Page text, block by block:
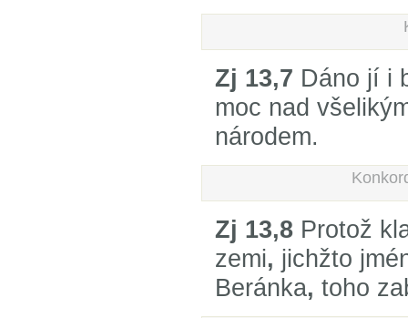
Zj 13,7 Dáno jí i
moc nad
národem.
Zj 13,8 Protož
zemi, jichžto
Beránka, toho